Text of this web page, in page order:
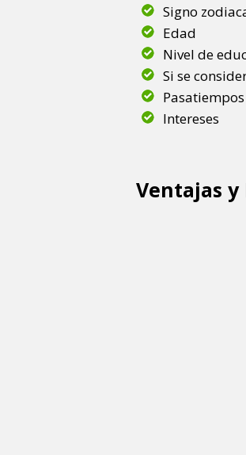
Signo
Edad
Nivel de
Si se
Pasatiempos
Intereses
Ventajas y